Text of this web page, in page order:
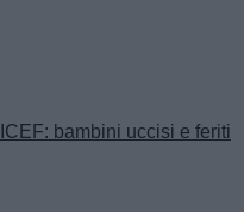
bambini uccisi e feriti